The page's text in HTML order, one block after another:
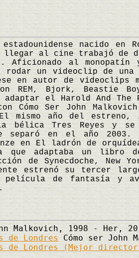
nacido en
llegar al cine trabajó de
Aficionado al
rodar un videoclip de
en autor de videoclips
REM, Bjork, Beastie
el Harold And The
Cómo Ser John
mismo año del
bélica Tres Reyes y
separó en el año
en El ladrón de
que adaptaba un libro
de Synecdoche, New
estrenó su tercer
película de fantasía y
Malkovich, 1998 - Her,
Londres Cómo ser John
de Londres (Mejor